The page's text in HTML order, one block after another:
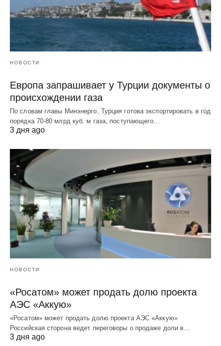
НОВОСТИ
Европа запрашивает у Турции документы о
происхождении газа
По словам главы Минэнерго, Турция готова экспортировать в год
порядка 70-80 млрд куб. м газа, поступающего…
3 дня ago
НОВОСТИ
«Росатом» может продать долю проекта
АЭС «Аккую»
«Росатом» может продать долю проекта АЭС «Аккую»
Российская сторона ведет переговоры о продаже доли в…
3 дня ago